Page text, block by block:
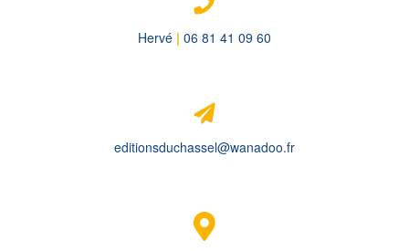
Hervé | 06 81 41 09 60
editionsduchassel@wanadoo.fr